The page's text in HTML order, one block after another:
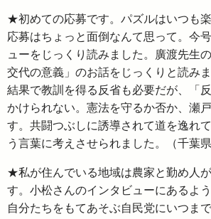
★初めての応募です。パズルはいつも
応募はちょっと面倒なんて思って。今
ューをじっくり読みました。廣渡先生
交代の意義」のお話をじっくりと読み
結果で教訓を得る反省も必要だが、「
かけられない。憲法を守るか否か、瀬
す。共闘つぶしに誘導されて道を逸れ
う言葉に考えさせられました。（千葉県
★私が住んでいる地域は農家と勤め人
す。小松さんのインタビューにあるよ
自分たちをもてあそぶ自民党にいつま